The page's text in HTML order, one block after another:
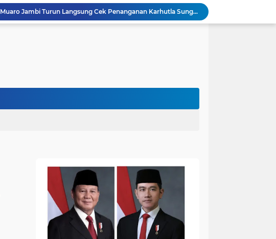
Kapolres Muaro Jambi Turun Langsung Cek Penanganan Karhutla Sungai Gelam , Kita Lakukan Langkah Penegakkan Hukum
Akhirnya Dievakuasi! BKSDA Jambi Amankan Beruang Madu di Suko Awin Jaya
Bupati Bambang Bayu Suseno Ikut Presisi Merdeka Run 2026 Bersama Gubernur Al Haris dan 8.750 Peserta